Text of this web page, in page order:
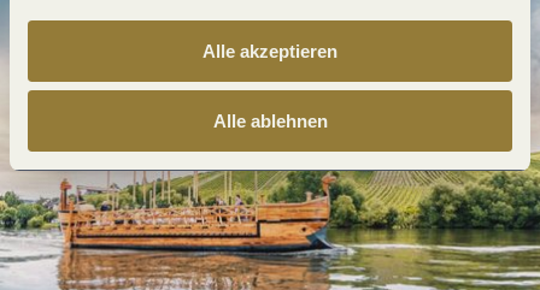
Alle akzeptieren
Alle ablehnen